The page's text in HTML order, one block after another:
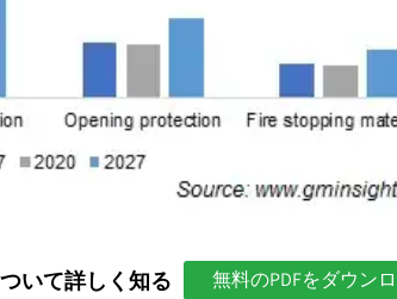
いて詳しく知る 無料のPDFをダウン